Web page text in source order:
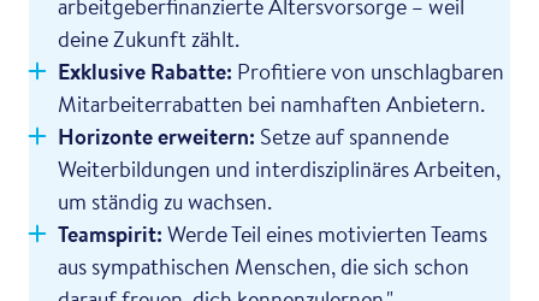
deine Zukunft zählt.
Exklusive Rabatte: Profitiere von unschlagbaren
Mitarbeiterrabatten bei namhaften Anbietern.
Horizonte erweitern: Setze auf spannende
Weiterbildungen und interdisziplinäres Arbeiten,
um ständig zu wachsen.
Teamspirit:Werde Teil eines motivierten Teams
aus sympathischen Menschen, die sich schon